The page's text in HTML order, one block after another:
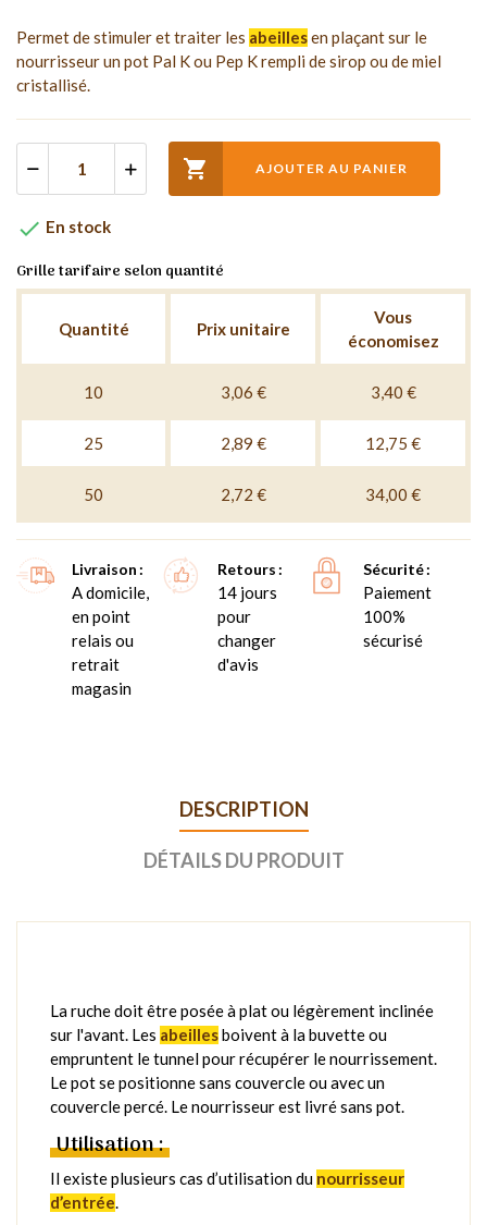
Permet de stimuler et traiter les abeillesen plaçant sur le
nourrisseur un pot Pal K ou Pep K rempli de sirop ou de miel
cristallisé.
 AJOUTER AU PANIER
 En stock
Grille tarifaire selon quantité
Quantité Prix unitaire
Vous
économisez
10 3,06 € 3,40 €
25 2,89 € 12,75 €
50 2,72 € 34,00 €
Livraison
A domicile,
en point
relais ou
retrait
magasin
Retours
14 jours
pour
changer
d'avis
Sécurité
Paiement
100%
sécurisé
DESCRIPTION
DÉTAILS DU PRODUIT
La ruche doit être posée à plat ou légèrement inclinée
sur l'avant. Les abeillesboivent à la buvette ou
empruntent le tunnel pour récupérer le nourrissement.
Le pot se positionne sans couvercle ou avec un
couvercle percé. Le nourrisseur est livré sans pot.
Utilisation :
Il existe plusieurs cas d’utilisation du nourrisseur
d’entrée.